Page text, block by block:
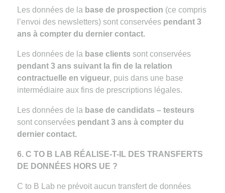
Les données de la base de prospection (ce compris
l’envoi des newsletters) sont conservées pendant 3
ans à compter du dernier contact.
Les données de la base clients sont conservées
pendant 3 ans suivant la fin de la relation
contractuelle en vigueur, puis dans une base
intermédiaire aux fins de prescriptions légales.
Les données de la base de candidats – testeurs
sont conservées pendant 3 ans à compter du
dernier contact.
6. C TO B LAB RÉALISE-T-IL DES TRANSFERTS
DE DONNÉES HORS UE ?
C to B Lab ne prévoit aucun transfert de données